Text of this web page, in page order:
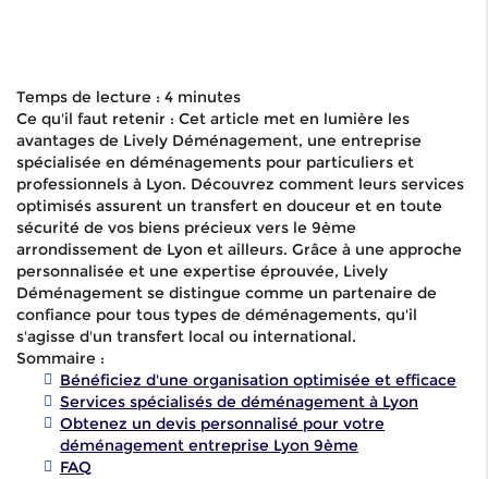
Temps de lecture : 4 minutes
Ce qu'il faut retenir : Cet article met en lumière les
avantages de Lively Déménagement, une entreprise
spécialisée en déménagements pour particuliers et
professionnels à Lyon. Découvrez comment leurs services
optimisés assurent un transfert en douceur et en toute
sécurité de vos biens précieux vers le 9ème
arrondissement de Lyon et ailleurs. Grâce à une approche
personnalisée et une expertise éprouvée, Lively
Déménagement se distingue comme un partenaire de
confiance pour tous types de déménagements, qu'il
s'agisse d'un transfert local ou international.
Sommaire :
Bénéficiez d'une organisation optimisée et efficace
Services spécialisés de déménagement à Lyon
Obtenez un devis personnalisé pour votre
déménagement entreprise Lyon 9ème
FAQ